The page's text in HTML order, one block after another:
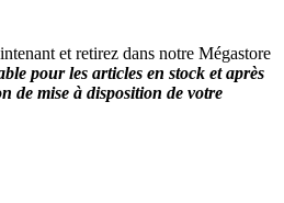
et retirez dans notre Mégastore
pour les articles en stock et après
de mise à disposition de votre